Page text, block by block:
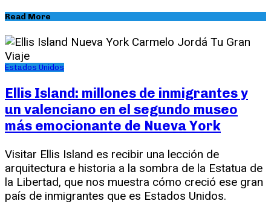
Read More
Estados Unidos
Ellis Island: millones de inmigrantes y
un valenciano en el segundo museo
más emocionante de Nueva York
Visitar Ellis Island es recibir una lección de
arquitectura e historia a la sombra de la Estatua de
la Libertad, que nos muestra cómo creció ese gran
país de inmigrantes que es Estados Unidos.